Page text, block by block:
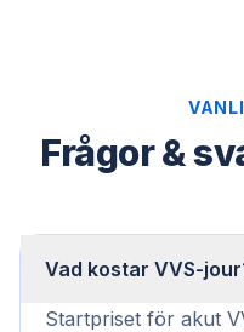
Frågor &
Vad kostar VVS-
Startpriset för akut